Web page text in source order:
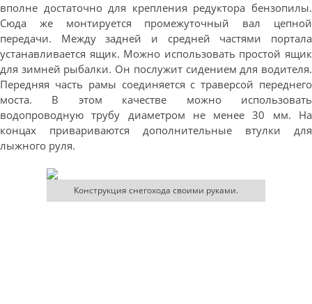
вполне достаточно для крепления редуктора бензопилы.
Сюда же монтируется промежуточный вал цепной
передачи. Между задней и средней частями портала
устанавливается ящик. Можно использовать простой ящик
для зимней рыбалки. Он послужит сидением для водителя.
Передняя часть рамы соединяется с траверсой переднего
моста. В этом качестве можно использовать
водопроводную трубу диаметром не менее 30 мм. На
концах привариваются дополнительные втулки для
лыжного руля.
Конструкция снегохода своими руками.